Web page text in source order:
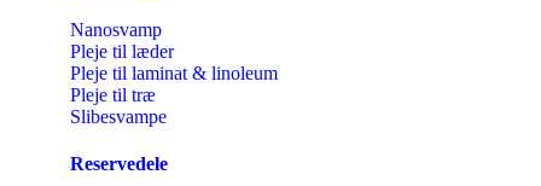
Nanosvamp
Pleje til læder
Pleje til laminat & linoleum
Pleje til træ
Slibesvampe
Reservedele